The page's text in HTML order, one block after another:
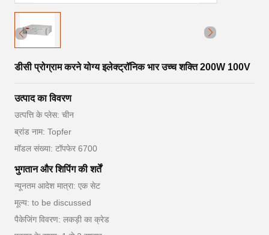
डीसी प्रोग्राम करने योग्य इलेक्ट्रॉनिक भार उच्च शक्ति 200W 100V
उत्पाद का विवरण
उत्पत्ति के प्लेस: चीन
ब्रांड नाम: Topfer
मॉडल संख्या: टॉपफेर 6700
भुगतान और शिपिंग की शर्तें
न्यूनतम आदेश मात्रा: एक सेट
मूल्य: to be discussed
पैकेजिंग विवरण: लकड़ी का क्रेड